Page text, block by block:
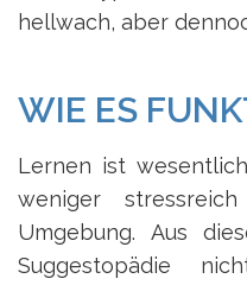
hellwach, aber
WIE ES
Lernen ist
weniger
Umgebung. Aus
Suggestopädie